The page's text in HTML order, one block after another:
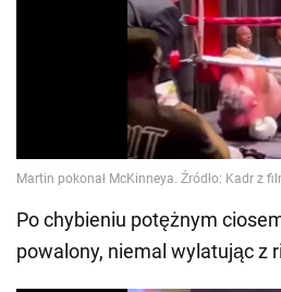
Po chybieniu potężnym
powalony, niemal wylatując z